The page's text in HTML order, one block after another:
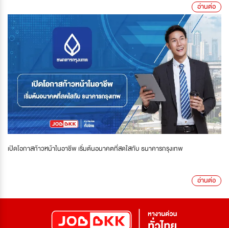
อ่านต่อ
เปิดโอกาสก้าวหน้าในอาชีพ เริ่มต้นอนาคตที่สดใสกับ ธนาคารกรุงเทพ
อ่านต่อ